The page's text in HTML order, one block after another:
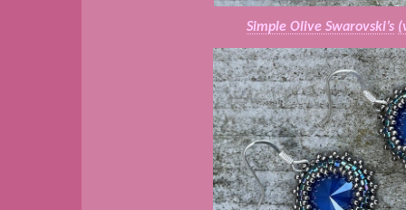
Simple Olive Swarovski’s